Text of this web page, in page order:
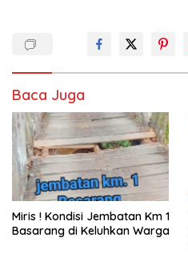
Baca Juga
Miris ! Kondisi Jembatan Km 1
Basarang di Keluhkan Warga